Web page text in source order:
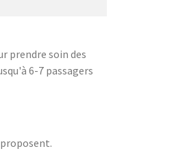
prendre soin des
6-7 passagers